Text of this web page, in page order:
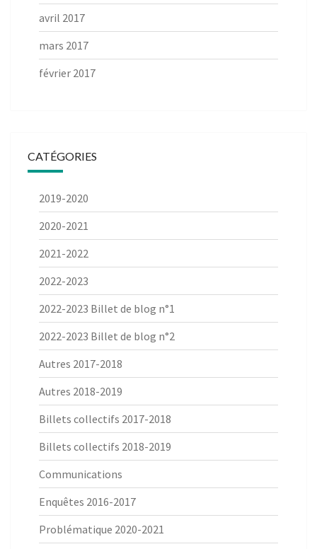
avril 2017
mars 2017
février 2017
CATÉGORIES
2019-2020
2020-2021
2021-2022
2022-2023
2022-2023 Billet de blog n°1
2022-2023 Billet de blog n°2
Autres 2017-2018
Autres 2018-2019
Billets collectifs 2017-2018
Billets collectifs 2018-2019
Communications
Enquêtes 2016-2017
Problématique 2020-2021